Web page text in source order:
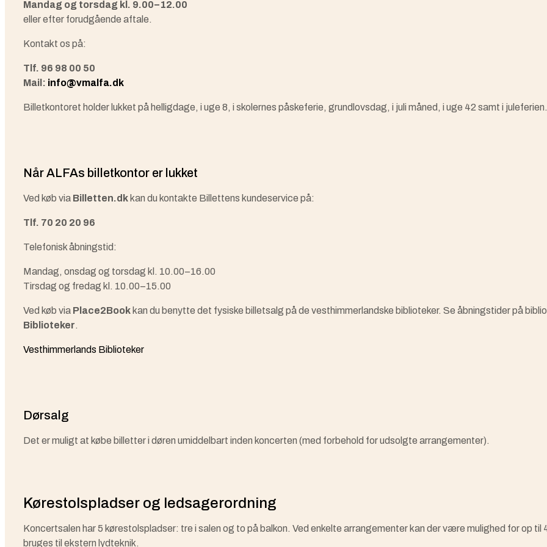
Mandag og torsdag kl. 9.00–12.00
eller efter forudgående aftale.
Kontakt os på:
Tlf. 96 98 00 50
Mail: info@vmalfa.dk
Billetkontoret holder lukket på helligdage, i uge 8, i skolernes påskeferie, grundlovsdag, i juli måned, i uge 42 samt i juleferien.
Når ALFAs billetkontor er lukket
Ved køb via Billetten.dk kan du kontakte Billettens kundeservice på:
Tlf. 70 20 20 96
Telefonisk åbningstid:
Mandag, onsdag og torsdag kl. 10.00–16.00
Tirsdag og fredag kl. 10.00–15.00
Ved køb via Place2Book kan du benytte det fysiske billetsalg på de vesthimmerlandske biblioteker. Se åbningstider på
Biblioteker.
Vesthimmerlands Biblioteker
Dørsalg
Det er muligt at købe billetter i døren umiddelbart inden koncerten (med forbehold for udsolgte arrangementer).
Kørestolspladser og ledsagerordning
Koncertsalen har 5 kørestolspladser: tre i salen og to på balkon. Ved enkelte arrangementer kan der være mulighed for op
bruges til ekstern lydteknik.